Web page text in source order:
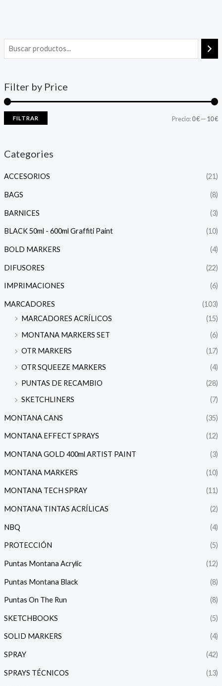
Filter by Price
FILTRAR Precio:0 €—10 €
Categories
ACCESORIOS (21)
BAGS (8)
BARNICES (3)
BLACK 50ml - 600ml Graffiti Paint (10)
BOLD MARKERS (4)
DIFUSORES (22)
IMPRIMACIONES (6)
MARCADORES
(103)
MARCADORES ACRÍLICOS
(15)
MONTANA MARKERS SET
(6)
OTR MARKERS
(17)
OTR SQUEEZE MARKERS
(4)
PUNTAS DE RECAMBIO
(28)
SKETCHLINERS
(7)
MONTANA CANS (35)
MONTANA EFFECT SPRAYS (12)
MONTANA GOLD 400ml ARTIST PAINT (3)
MONTANA MARKERS (10)
MONTANA TECH SPRAY (11)
MONTANA TINTAS ACRÍLICAS (2)
NBQ (4)
PROTECCIÓN (5)
Puntas Montana Acrylic (12)
Puntas Montana Black (8)
Puntas On The Run (8)
SKETCHBOOKS (5)
SOLID MARKERS (4)
SPRAY (42)
SPRAYS TÉCNICOS (13)